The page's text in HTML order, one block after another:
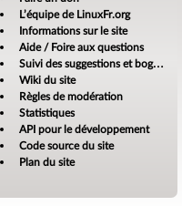
L’équipe de LinuxFr.org
Informations sur le site
Aide / Foire aux questions
Suivi des suggestions et bogues
Wiki du site
Règles de modération
Statistiques
API pour le développement
Code source du site
Plan du site